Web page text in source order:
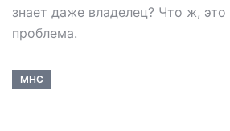
знает даже владелец? Что ж, это
проблема.
MHC